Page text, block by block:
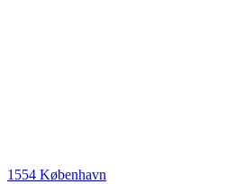
1554 København